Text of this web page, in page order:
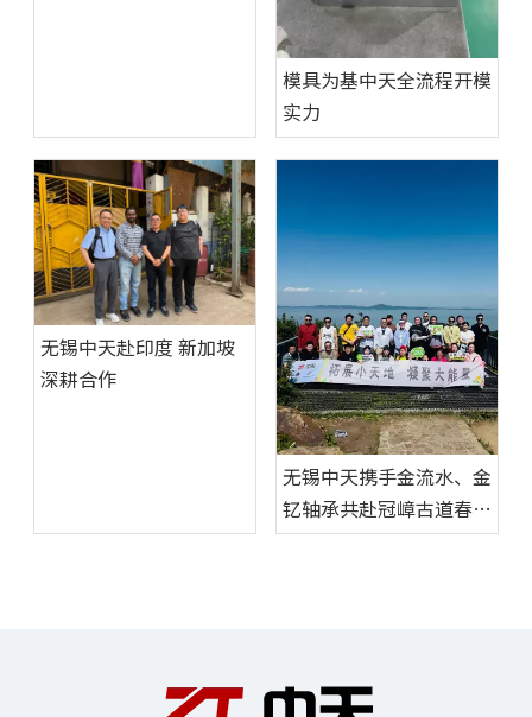
模具为基中天全流程开模
实力
无锡中天赴印度 新加坡
深耕合作
无锡中天携手金流水、金
钇轴承共赴冠嶂古道春日
徒步之旅